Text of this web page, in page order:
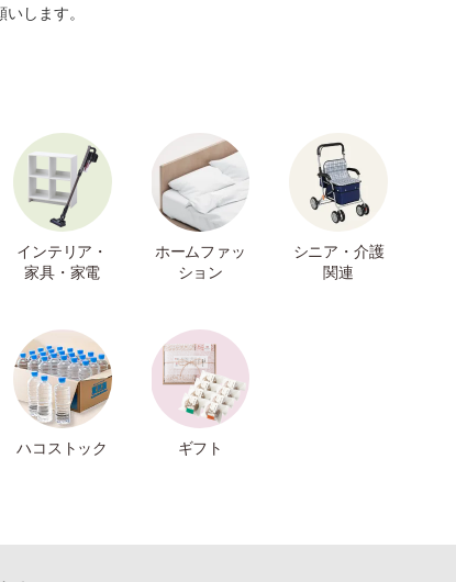
します。
インテリア・
家具・家電
ホームファッ
ション
シニア・介護
関連
ハコストック ギフト